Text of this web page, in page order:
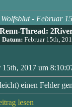
- Februar
Thread:
Datum: Februar 15th,
15th, 2017 um
einen Fehler
lesen